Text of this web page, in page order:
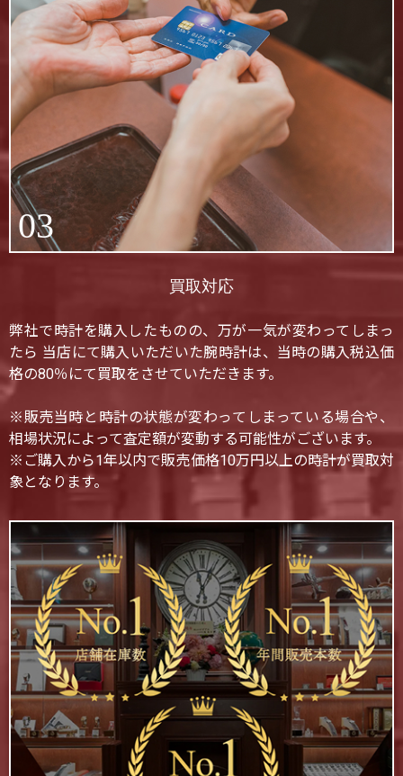
03
買取対応
弊社で時計を購入したものの、万が一気が変わってしまっ
たら 当店にて購入いただいた腕時計は、当時の購入税込価
格の80％にて買取をさせていただきます。
※販売当時と時計の状態が変わってしまっている場合や、
相場状況によって査定額が変動する可能性がございます。
※ご購入から1年以内で販売価格10万円以上の時計が買取対
象となります。